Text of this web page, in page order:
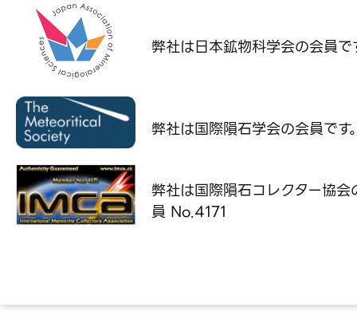
弊社は日本鉱物科学会の会員で
弊社は国際隕石学会の会員です
弊社は国際隕石コレクター協会
員 No.4171